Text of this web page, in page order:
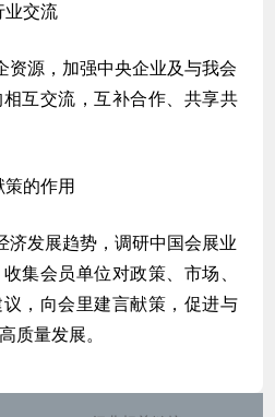
业交流
资源，加强中央企业及与我会
互交流，互补合作、共享共
的作用
济发展趋势，调研中国会展业
集会员单位对政策、市场、
，向会里建言献策，促进与
质量发展。